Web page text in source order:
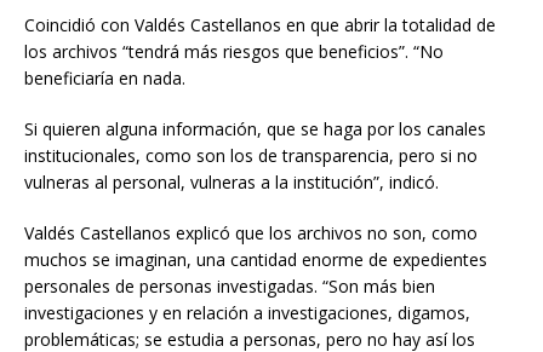
Coincidió con Valdés Castellanos en que abrir la totalidad de
los archivos “tendrá más riesgos que beneficios”. “No
beneficiaría en nada.
Si quieren alguna información, que se haga por los canales
institucionales, como son los de transparencia, pero si no
vulneras al personal, vulneras a la institución”, indicó.
Valdés Castellanos explicó que los archivos no son, como
muchos se imaginan, una cantidad enorme de expedientes
personales de personas investigadas. “Son más bien
investigaciones y en relación a investigaciones, digamos,
problemáticas; se estudia a personas, pero no hay así los